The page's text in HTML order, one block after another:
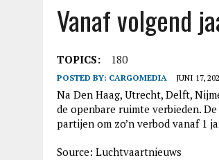
Vanaf volgend
TOPICS: 180
POSTED BY: CARGOMEDIA JUNI 17,
Na Den Haag, Utrecht, Delft,
de openbare ruimte verbieden.
partijen om zo’n verbod vanaf 1
Source: Luchtvaartnieuws